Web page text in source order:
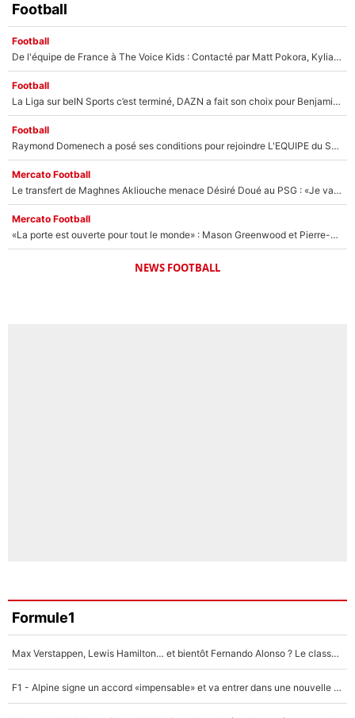
Football
Football
De l'équipe de France à The Voice Kids : Contacté par Matt Pokora, Kylian Mbappé a accepté de jouer un rôle inédit sur TF1 !
Football
La Liga sur beIN Sports c’est terminé, DAZN a fait son choix pour Benjamin Da Silva et Omar Da Fonseca !
Football
Raymond Domenech a posé ses conditions pour rejoindre L'EQUIPE du Soir : Il refuse de faire l'émission avec un autre chroniqueur !
Mercato Football
Le transfert de Maghnes Akliouche menace Désiré Doué au PSG : «Je valide à 200%»
Mercato Football
«La porte est ouverte pour tout le monde» : Mason Greenwood et Pierre-Emerick Aubameyang ont quitté l'OM, Amine Gouiri balance sur la suite du mercato et sur la réaction du vestiaire !
NEWS FOOTBALL
Formule1
Max Verstappen, Lewis Hamilton… et bientôt Fernando Alonso ? Le classement des pilotes les mieux payés en Formule 1 risque de changer !
F1 - Alpine signe un accord «impensable» et va entrer dans une nouvelle dimension : Grande nouvelle pour Pierre Gasly !